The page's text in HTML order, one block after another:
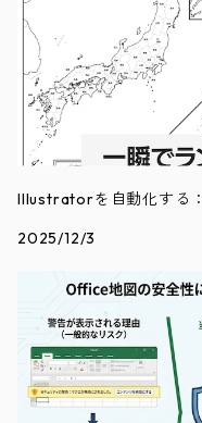
Illustratorを自動化する
2025/12/3